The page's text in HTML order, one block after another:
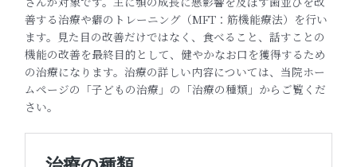
善する治療や癖のトレーニング（MFT：筋機能療法）を行い
ます。見た目の改善だけではなく、食べること、話すことの
機能の改善を最終目的として、健やかなお口を獲得するため
の治療になります。治療の詳しい内容については、当院ホー
ムページの「子どもの治療」の「治療の種類」からご覧くだ
さい。